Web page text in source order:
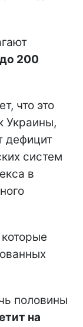
до 200
что это
Украины,
дефицит
систем
в
которые
половины
на